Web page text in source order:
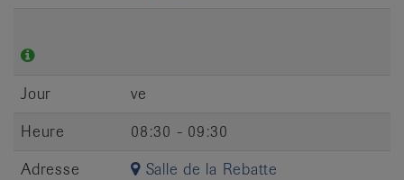
Jour
ve
Heure
08:30 - 09:30
Adresse
Salle de la Rebatte